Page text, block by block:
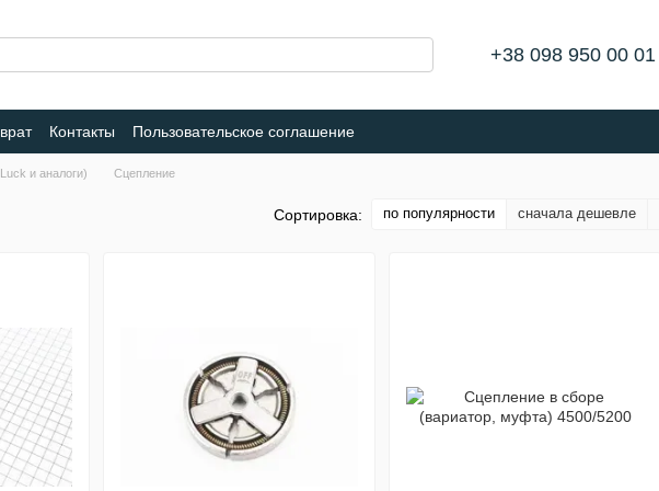
+38 098 950 00 01
Контакты Пользовательское соглашение
и аналоги) Сцепление
Сортировка: по популярности сначала дешевле